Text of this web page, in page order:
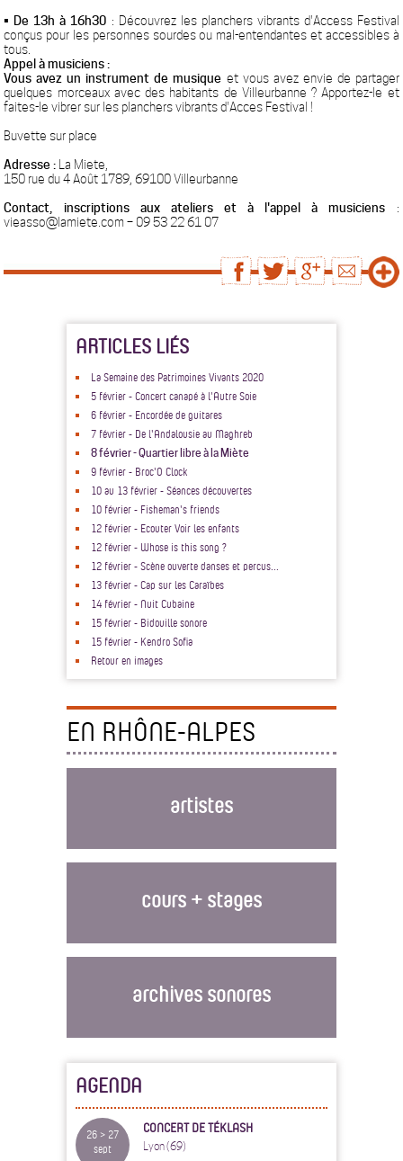
• De 13h à 16h30 : Découvrez les planchers vibrants d'Access Festival
conçus pour les personnes sourdes ou mal-entendantes et accessibles à
tous.
Appel à musiciens :
Vous avez un instrument de musique et vous avez envie de partager
quelques morceaux avec des habitants de Villeurbanne ? Apportez-le et
faites-le vibrer sur les planchers vibrants d'Acces Festival !
Buvette sur place
Adresse: La Miete,
150 rue du 4 Août 1789, 69100 Villeurbanne
Contact, inscriptions aux ateliers et à l'appel à musiciens :
vieasso@lamiete.com – 09 53 22 61 07
ARTICLES LIÉS
La Semaine des Patrimoines Vivants 2020
5 février - Concert canapé à l'Autre Soie
6 février - Encordée de guitares
7 février - De l'Andalousie au Maghreb
8 février - Quartier libre à la Miète
9 février - Broc'O Clock
10 au 13 février - Séances découvertes
10 février - Fisheman's friends
12 février - Ecouter Voir les enfants
12 février - Whose is this song ?
12 février - Scène ouverte danses et percus...
13 février - Cap sur les Caraïbes
14 février - Nuit Cubaine
15 février - Bidouille sonore
15 février - Kendro Sofia
Retour en images
EN RHÔNE-ALPES
artistes
cours + stages
archives sonores
AGENDA
26 > 27
sept
CONCERT DE TÉKLASH
Lyon (69)